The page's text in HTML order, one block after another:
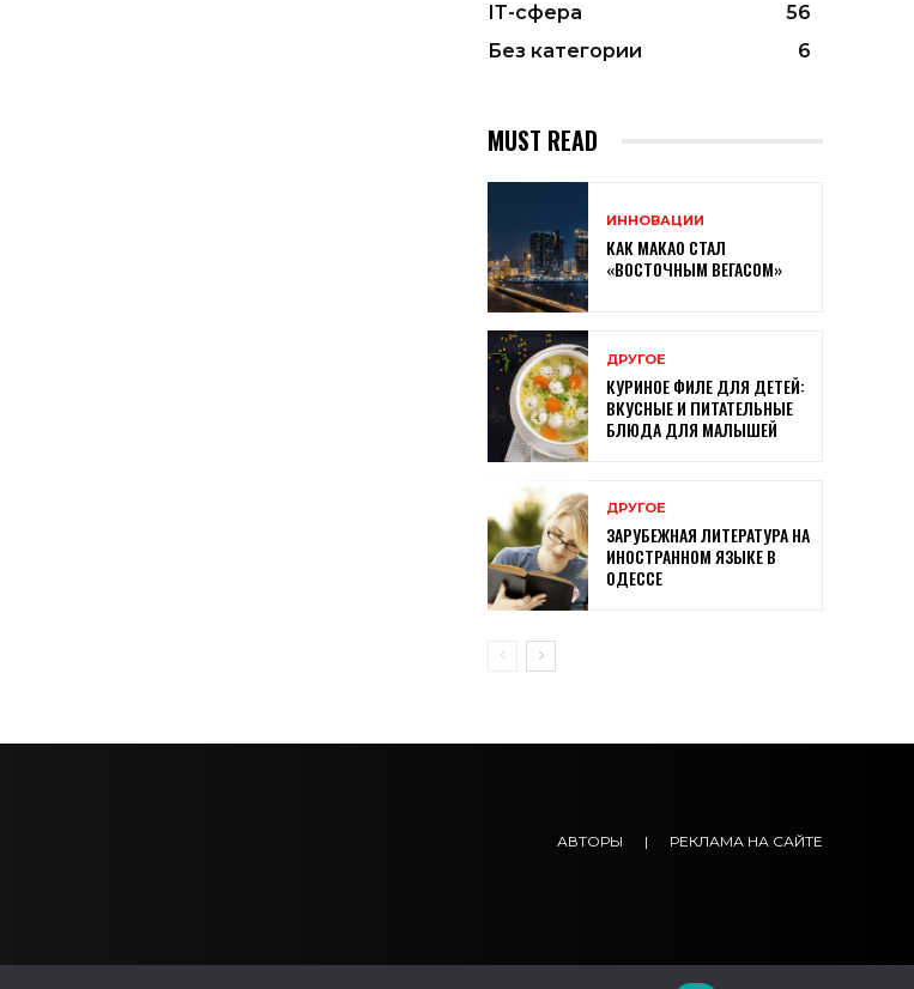
ІТ-сфера
56
Без категории
6
MUST READ
ИННОВАЦИИ
КАК МАКАО СТАЛ
«ВОСТОЧНЫМ ВЕГАСОМ»
ДРУГОЕ
КУРИНОЕ ФИЛЕ ДЛЯ ДЕТЕЙ:
ВКУСНЫЕ И ПИТАТЕЛЬНЫЕ
БЛЮДА ДЛЯ МАЛЫШЕЙ
ДРУГОЕ
ЗАРУБЕЖНАЯ ЛИТЕРАТУРА НА
ИНОСТРАННОМ ЯЗЫКЕ В
ОДЕССЕ
АВТОРЫ | РЕКЛАМА НА САЙТЕ